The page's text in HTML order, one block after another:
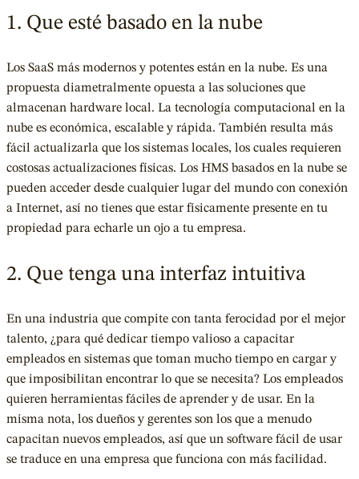
1. Que esté basado en la nube
Los SaaS más modernos y potentes están en la nube. Es una
propuesta diametralmente opuesta a las soluciones que
almacenan hardware local. La tecnología computacional en la
nube es económica, escalable y rápida. También resulta más
fácil actualizarla que los sistemas locales, los cuales requieren
costosas actualizaciones físicas. Los HMS basados en la nube se
pueden acceder desde cualquier lugar del mundo con conexión
a Internet, así no tienes que estar físicamente presente en tu
propiedad para echarle un ojo a tu empresa.
2. Que tenga una interfaz intuitiva
En una industria que compite con tanta ferocidad por el mejor
talento, ¿para qué dedicar tiempo valioso a capacitar
empleados en sistemas que toman mucho tiempo en cargar y
que imposibilitan encontrar lo que se necesita? Los empleados
quieren herramientas fáciles de aprender y de usar. En la
misma nota, los dueños y gerentes son los que a menudo
capacitan nuevos empleados, así que un software fácil de usar
se traduce en una empresa que funciona con más facilidad.